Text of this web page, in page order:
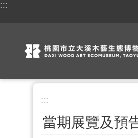
跳到主要內容區塊
:::
:::
當期展覽及預